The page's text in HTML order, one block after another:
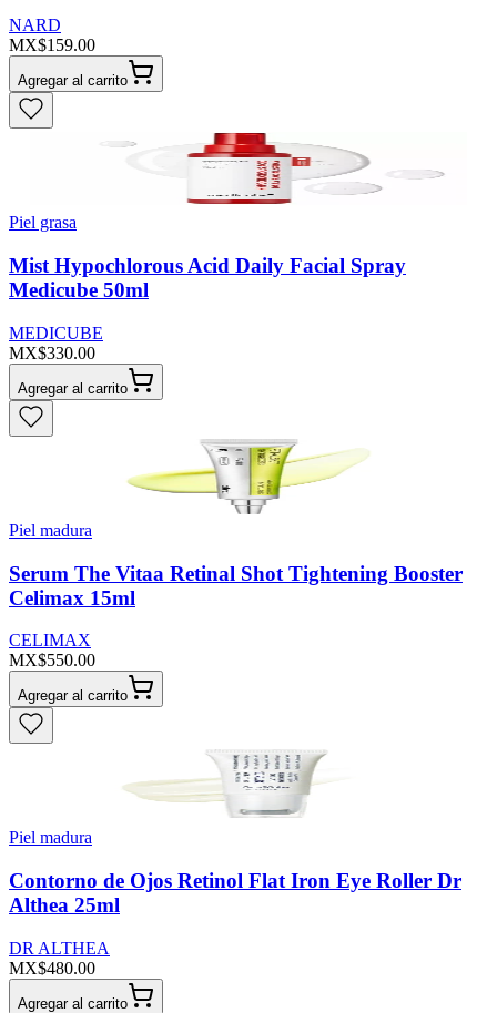
NARD
MX$159.00
Agregar al carrito
Piel grasa
Mist Hypochlorous Acid Daily Facial Spray
Medicube 50ml
MEDICUBE
MX$330.00
Agregar al carrito
Piel madura
Serum The Vitaa Retinal Shot Tightening Booster
Celimax 15ml
CELIMAX
MX$550.00
Agregar al carrito
Piel madura
Contorno de Ojos Retinol Flat Iron Eye Roller Dr
Althea 25ml
DR ALTHEA
MX$480.00
Agregar al carrito